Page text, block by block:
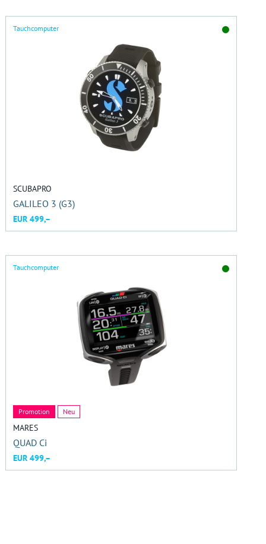
Tauchcomputer
SCUBAPRO
GALILEO 3 (G3)
EUR 499,–
Tauchcomputer
MARES
QUAD Ci
EUR 499,–
Promotion Neu